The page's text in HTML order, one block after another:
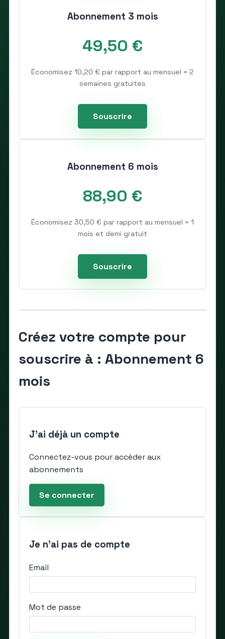
Abonnement 3 mois
49,50 €
Économisez 10,20 € par rapport au mensuel = 2
semaines gratuites
Souscrire
Abonnement 6 mois
88,90 €
Économisez 30,50 € par rapport au mensuel = 1
mois et demi gratuit
Souscrire
Créez votre compte pour
souscrire à : Abonnement 6
mois
J'ai déjà un compte
Connectez-vous pour accéder aux
abonnements
Se connecter
Je n'ai pas de compte
Email
Mot de passe